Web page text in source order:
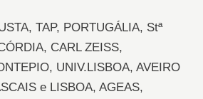
TAP, PORTUGÁLIA, Stª
CARL ZEISS,
UNIV.LISBOA, AVEIRO
e LISBOA, AGEAS,